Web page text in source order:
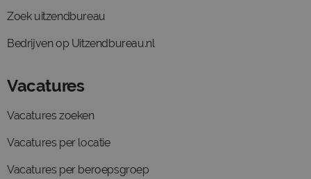
Zoek uitzendbureau
Bedrijven op Uitzendbureau.nl
Vacatures
Vacatures zoeken
Vacatures per locatie
Vacatures per beroepsgroep